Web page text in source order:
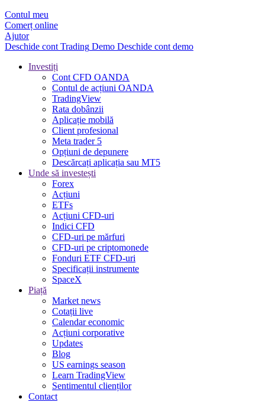
Contul meu
Comerț online
Ajutor
Deschide cont Trading Demo Deschide cont demo
Investiți
Cont CFD OANDA
Contul de acțiuni OANDA
TradingView
Rata dobânzii
Aplicație mobilă
Client profesional
Meta trader 5
Opțiuni de depunere
Descărcați aplicația sau MT5
Unde să investești
Forex
Acțiuni
ETFs
Acțiuni CFD-uri
Indici CFD
CFD-uri pe mărfuri
CFD-uri pe criptomonede
Fonduri ETF CFD-uri
Specificații instrumente
SpaceX
Piață
Market news
Cotații live
Calendar economic
Acțiuni corporative
Updates
Blog
US earnings season
Learn TradingView
Sentimentul clienților
Contact